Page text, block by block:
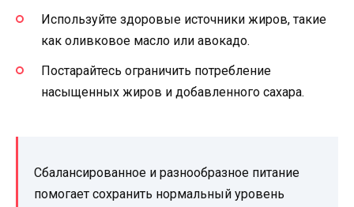
Используйте здоровые источники жиров, такие
как оливковое масло или авокадо.
Постарайтесь ограничить потребление
насыщенных жиров и добавленного сахара.
Сбалансированное и разнообразное питание
помогает сохранить нормальный уровень